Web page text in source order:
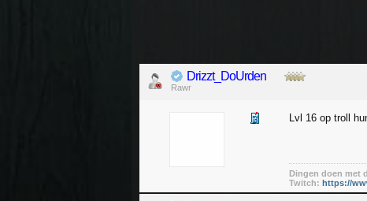
Drizzt_DoUrden
Rawr
Lvl 16 op troll
Dingen doen met
Twitch: https://